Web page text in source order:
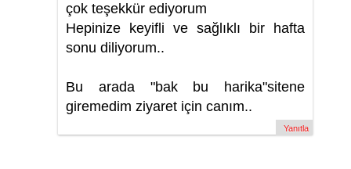
çok teşekkür ediyorum
Hepinize keyifli ve sağlıklı bir hafta
sonu diliyorum..
Bu arada "bak bu harika"sitene
giremedim ziyaret için canım..
Yanıtla